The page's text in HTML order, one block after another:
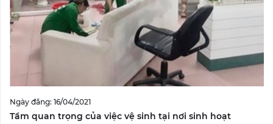
Ngày đăng: 16/04/2021
Tầm quan trọng của việc vệ sinh tại nơi sinh hoạt